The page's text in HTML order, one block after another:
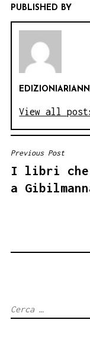
PUBLISHED BY
View all
ARTICOLI
Previous Post
I libri che
a
Ricerca